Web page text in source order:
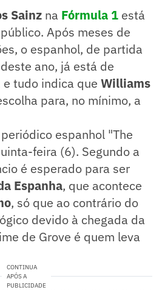
Sainz na Fórmula 1 está
Após meses de
o espanhol, de partida
ano, já está de
tudo indica que Williams
para, no mínimo, a
espanhol "The
feira (6). Segundo a
é esperado para ser
Espanha, que acontece
, só que ao contrário do
devido à chegada da
de Grove é quem leva
CONTINUA
APÓS A
PUBLICIDADE